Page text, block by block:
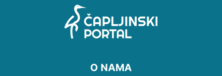
O NAMA